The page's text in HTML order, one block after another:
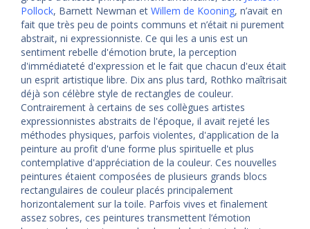
Pollock, Barnett Newman et Willem de Kooning, n’avait en
fait que très peu de points communs et n’était ni purement
abstrait, ni expressionniste. Ce qui les a unis est un
sentiment rebelle d'émotion brute, la perception
d'immédiateté d'expression et le fait que chacun d'eux était
un esprit artistique libre. Dix ans plus tard, Rothko maîtrisait
déjà son célèbre style de rectangles de couleur.
Contrairement à certains de ses collègues artistes
expressionnistes abstraits de l'époque, il avait rejeté les
méthodes physiques, parfois violentes, d'application de la
peinture au profit d'une forme plus spirituelle et plus
contemplative d'appréciation de la couleur. Ces nouvelles
peintures étaient composées de plusieurs grands blocs
rectangulaires de couleur placés principalement
horizontalement sur la toile. Parfois vives et finalement
assez sobres, ces peintures transmettent l’émotion